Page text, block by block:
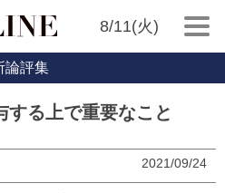
8/11(火)
論評集
する上で重要なこと
2021/09/24